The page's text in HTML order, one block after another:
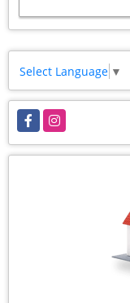
Select Language ▼
FacebookInstagram